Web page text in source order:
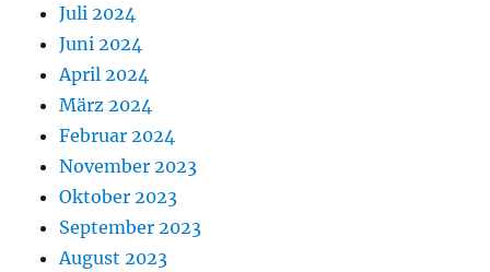
Juli 2024
Juni 2024
April 2024
März 2024
Februar 2024
November 2023
Oktober 2023
September 2023
August 2023